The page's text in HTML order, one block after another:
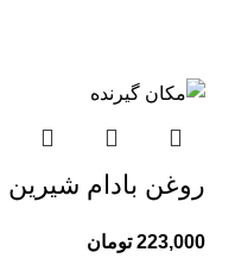
روغن بادام شیرین
223,000 تومان